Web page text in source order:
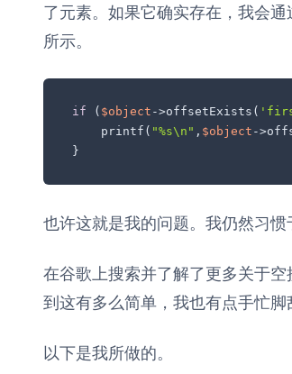
了元素。如果它确实存在，我会通
所示。
if ( $object ->offsetExists(
    printf(
"%s\n" , $object -
}
也许这就是我的问题。我仍然习惯
在谷歌上搜索并了解了更多关于
到这有多么简单，我也有点手忙脚
以下是我所做的。